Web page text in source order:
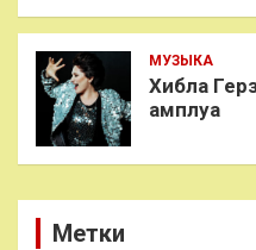
МУЗЫКА
Хибла
амплуа
Метки